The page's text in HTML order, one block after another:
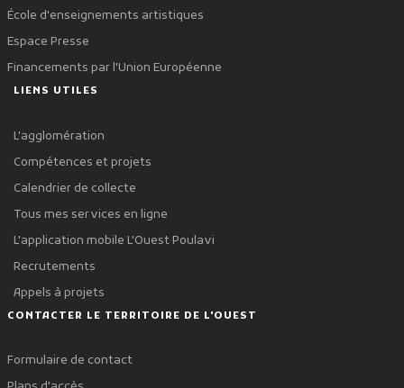
École d'enseignements artistiques
Espace Presse
Financements par l'Union Européenne
LIENS UTILES
L'agglomération
Compétences et projets
Calendrier de collecte
Tous mes services en ligne
L'application mobile L'Ouest Poulavi
Recrutements
Appels à projets
CONTACTER LE TERRITOIRE DE L'OUEST
Formulaire de contact